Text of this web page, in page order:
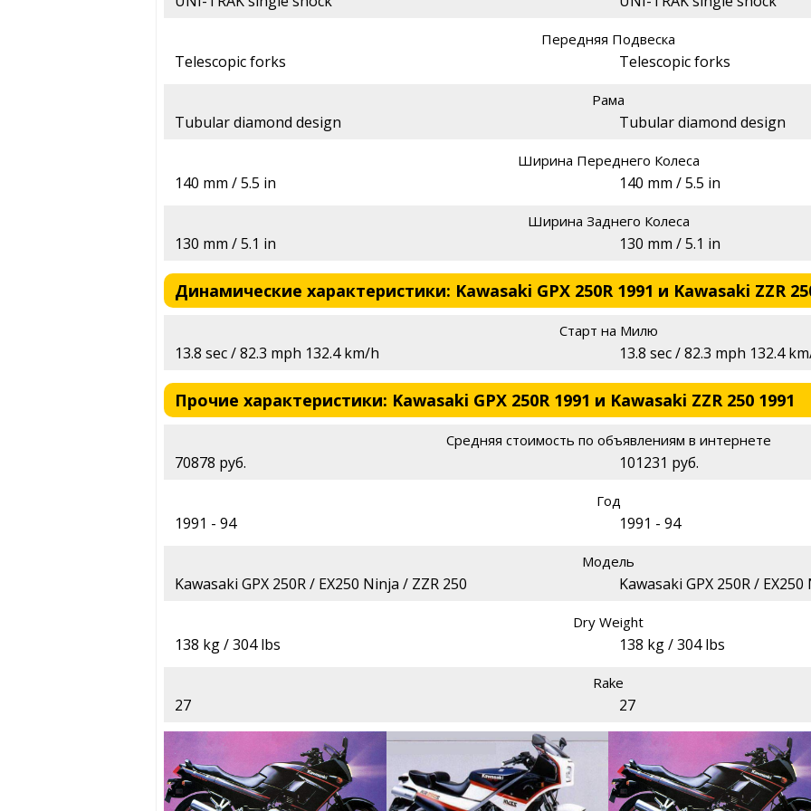
Передняя Подвеска
Telescopic forks Telescopic forks
Рама
Tubular diamond design Tubular diamond design
Ширина Переднего Колеса
140 mm / 5.5 in 140 mm / 5.5 in
Ширина Заднего Колеса
130 mm / 5.1 in 130 mm / 5.1 in
Динамические характеристики: Kawasaki GPX 250R 1991 и Kawasaki ZZR
Старт на Милю
13.8 sec / 82.3 mph 132.4 km/h 13.8 sec / 82.3 mph 132.4
Прочие характеристики: Kawasaki GPX 250R 1991 и Kawasaki ZZR 250 1991
Средняя стоимость по объявлениям в интернете
70878 руб. 101231 руб.
Год
1991 - 94 1991 - 94
Модель
Kawasaki GPX 250R / EX250 Ninja / ZZR 250 Kawasaki GPX 250R /
Dry Weight
138 kg / 304 lbs 138 kg / 304 lbs
Rake
27 27